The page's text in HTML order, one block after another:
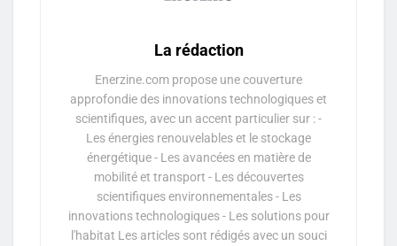
La rédaction
Enerzine.com propose une couverture
approfondie des innovations technologiques et
scientifiques, avec un accent particulier sur : -
Les énergies renouvelables et le stockage
énergétique - Les avancées en matière de
mobilité et transport - Les découvertes
scientifiques environnementales - Les
innovations technologiques - Les solutions pour
l'habitat Les articles sont rédigés avec un souci